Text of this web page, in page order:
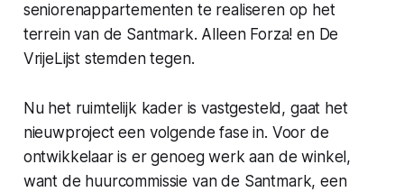
seniorenappartementen te realiseren op het
terrein van de Santmark. Alleen Forza! en De
VrijeLijst stemden tegen.
Nu het ruimtelijk kader is vastgesteld, gaat het
nieuwproject een volgende fase in. Voor de
ontwikkelaar is er genoeg werk aan de winkel,
want de huurcommissie van de Santmark, een